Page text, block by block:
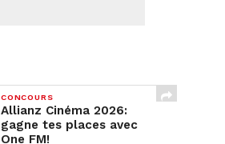
CONCOURS
Allianz Cinéma 2026:
gagne tes places avec
One FM!